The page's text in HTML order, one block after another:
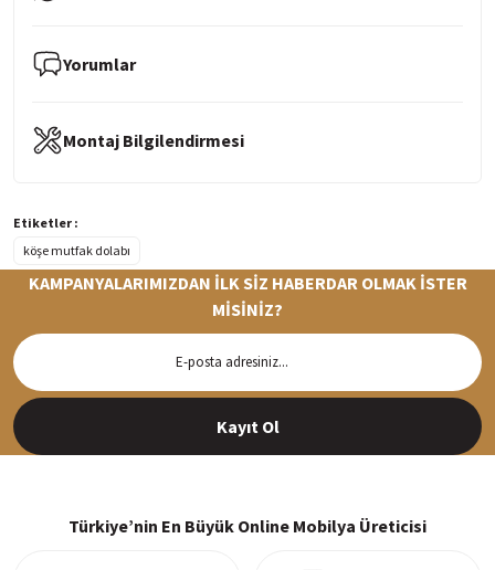
Yorumlar
Montaj Bilgilendirmesi
Etiketler :
köşe mutfak dolabı
Siparişleriniz en kısa sürede hazırlanarak kargoya verilir
KAMPANYALARIMIZDAN İLK SİZ HABERDAR OLMAK İSTER
MİSİNİZ?
Kayıt Ol
Türkiye’nin En Büyük Online Mobilya Üreticisi